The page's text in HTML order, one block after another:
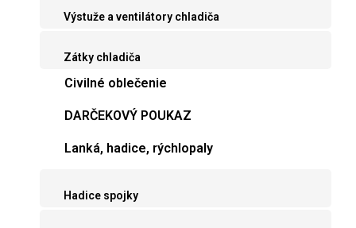
Výstuže a ventilátory chladiča
Zátky chladiča
Civilné oblečenie
DARČEKOVÝ POUKAZ
Lanká, hadice, rýchlopaly
Hadice spojky